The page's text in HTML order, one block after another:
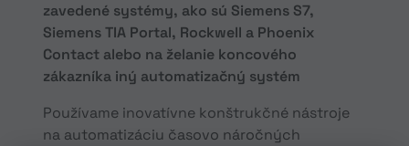
zavedené systémy, ako sú Siemens S7,
Siemens TIA Portal, Rockwell a Phoenix
Contact alebo na želanie koncového
zákazníka iný automatizačný systém
Používame inovatívne konštrukčné nástroje
na automatizáciu časovo náročných